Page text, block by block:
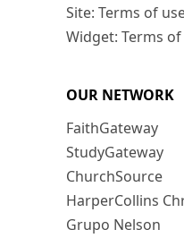
Site: Terms of
Widget: Terms
OUR NETWORK
FaithGateway
StudyGateway
ChurchSource
HarperCollins
Grupo Nelson